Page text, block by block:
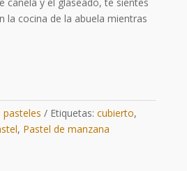
la cocina de la abuela mientras
pasteles Etiquetas: cubierto,
, Pastel de manzana